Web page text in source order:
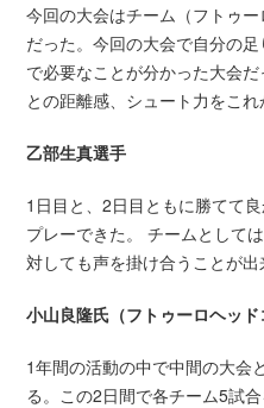
今回の大会はチーム（フトゥ
だった。今回の大会で自分の
で必要なことが分かった大会
との距離感、シュート力をこれ
乙部生真選手
1日目と、2日目ともに勝てて
プレーできた。 チームとして
対しても声を掛け合うことが出
小山良隆氏（フトゥーロヘッド
1年間の活動の中で中間の大会
る。この2日間で各チーム5試